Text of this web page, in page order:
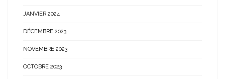
JANVIER 2024
DÉCEMBRE 2023
NOVEMBRE 2023
OCTOBRE 2023